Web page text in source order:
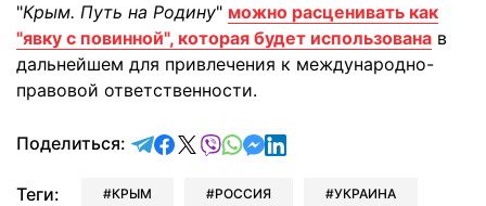
"Крым. Путь на Родину" можно расценивать как
"явку с повинной", которая будет использована в
дальнейшем для привлечения к международно-
правовой ответственности.
Поделиться: отправить в Telegram
поделиться в Facebook
поделиться в X
отправить в Viber
отправить в Whatsapp
отправить в Messenger
отправить в LinkedIn
Теги: КРЫМ РОССИЯ УКРАИНА